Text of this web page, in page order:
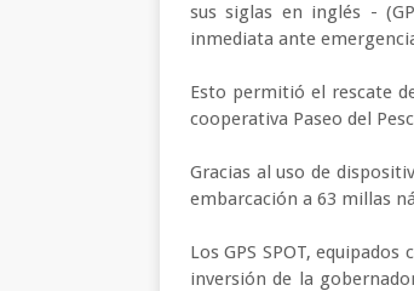
sus siglas en inglés -
inmediata ante
Esto permitió el rescate
cooperativa Paseo del
Gracias al uso de
embarcación a 63 millas
Los GPS SPOT,
inversión de la